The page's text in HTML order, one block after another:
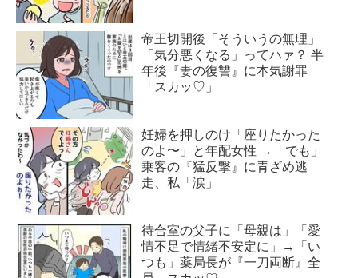
帝王切開後「そういうの無理」
「気分悪くなる」ってハァ？ 半
年後『妻の復讐』に本気謝罪
「スカッ♡」
妊婦を押しのけ「座りたかった
のよ〜」と年配女性 →「でも」
乗客の『猛反撃』に青ざめ逃
走、私「涙」
待合室の父子に「母親は」「愛
情不足で情緒不安定に」→「い
つも」薬局長が『一刀両断』全